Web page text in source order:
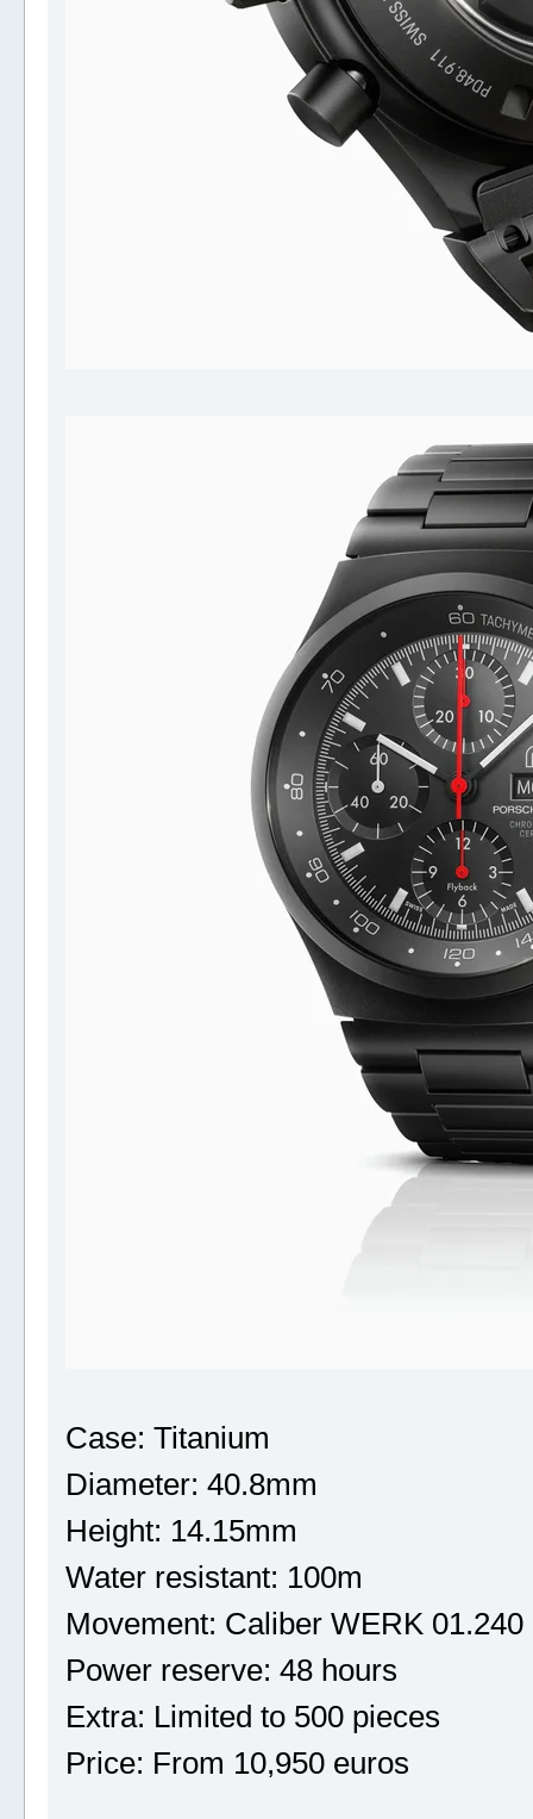
Case: Titanium
Diameter: 40.8mm
Height: 14.15mm
Water resistant: 100m
Movement: Caliber WERK 01.240
Power reserve: 48 hours
Extra: Limited to 500 pieces
Price: From 10,950 euros